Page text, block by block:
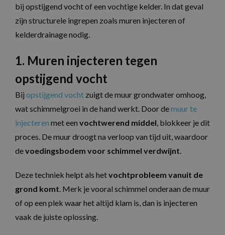
bij opstijgend vocht of een vochtige kelder. In dat geval
zijn structurele ingrepen zoals muren injecteren of
kelderdrainage nodig.
1. Muren injecteren tegen
opstijgend vocht
Bij opstijgend vocht zuigt de muur grondwater omhoog,
wat schimmelgroei in de hand werkt. Door demuur te
injecteren met een vochtwerend middel, blokkeer je dit
proces. De muur droogt na verloop van tijd uit, waardoor
devoedingsbodem voor schimmel verdwijnt.
Deze techniek helpt als hetvochtprobleem vanuit de
grond komt. Merk je vooral schimmel onderaan de muur
of op een plek waar het altijd klam is, dan is injecteren
vaak de juiste oplossing.